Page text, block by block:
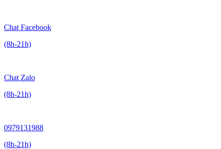
Chat Facebook
(8h-21h)
Chat Zalo
(8h-21h)
0979131988
(8h-21h)